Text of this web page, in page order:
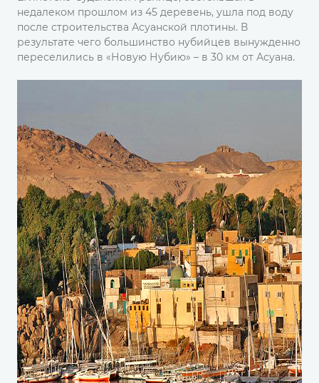
недалеком прошлом из 45 деревень, ушла под воду
после строительства Асуанской плотины. В
результате чего большинство нубийцев вынужденно
переселились в «Новую Нубию» – в 30 км от Асуана.